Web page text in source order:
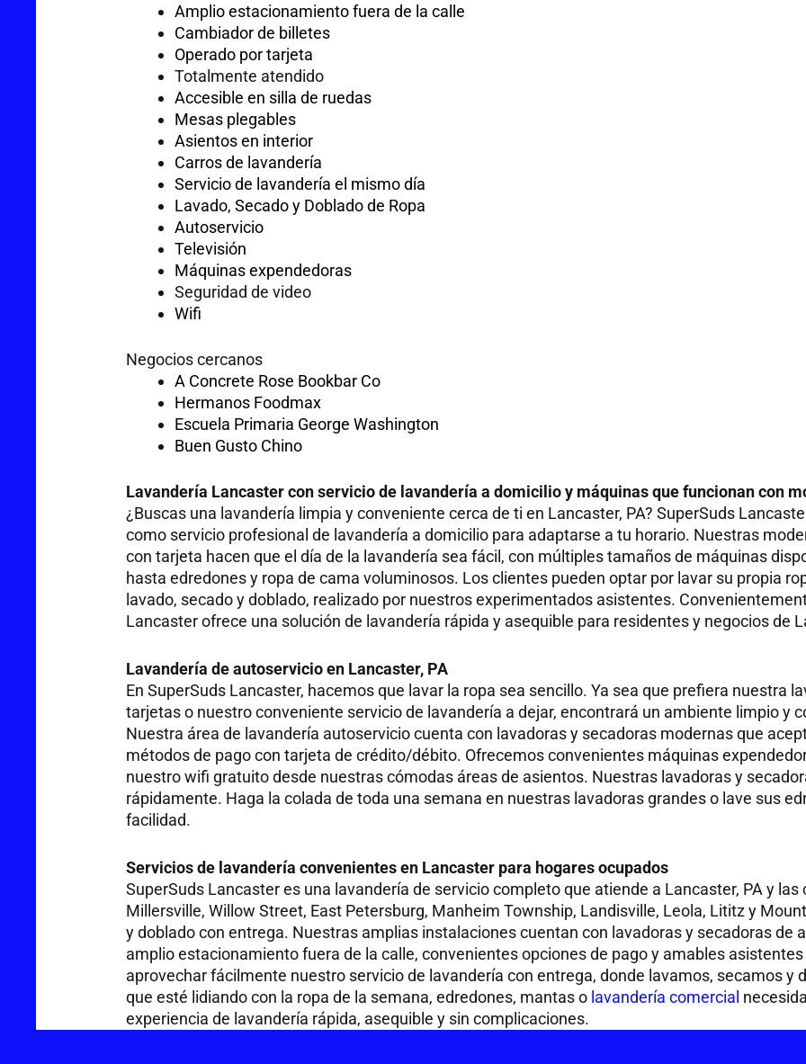
Amplio estacionamiento fuera de la calle
Cambiador de billetes
Operado por tarjeta
Totalmente atendido
Accesible en silla de ruedas
Mesas plegables
Asientos en interior
Carros de lavandería
Servicio de lavandería el mismo día
Lavado, Secado y Doblado de Ropa
Autoservicio
Televisión
Máquinas expendedoras
Seguridad de video
Wifi
Negocios cercanos
A Concrete Rose Bookbar Co
Hermanos Foodmax
Escuela Primaria George Washington
Buen Gusto Chino
Lavandería Lancaster con servicio de lavandería a domicilio y máquinas que funcionan con
¿Buscas una lavandería limpia y conveniente cerca de ti en Lancaster, PA? SuperSuds
como servicio profesional de lavandería a domicilio para adaptarse a tu horario. Nuestras
con tarjeta hacen que el día de la lavandería sea fácil, con múltiples tamaños de máquinas
hasta edredones y ropa de cama voluminosos. Los clientes pueden optar por lavar su propia
lavado, secado y doblado, realizado por nuestros experimentados asistentes.
Lancaster ofrece una solución de lavandería rápida y asequible para residentes y negocios de
Lavandería de autoservicio en Lancaster, PA
En SuperSuds Lancaster, hacemos que lavar la ropa sea sencillo. Ya sea que prefiera nuestra
tarjetas o nuestro conveniente servicio de lavandería a dejar, encontrará un ambiente limpio y
Nuestra área de lavandería autoservicio cuenta con lavadoras y secadoras modernas que
métodos de pago con tarjeta de crédito/débito. Ofrecemos convenientes máquinas
nuestro wifi gratuito desde nuestras cómodas áreas de asientos. Nuestras lavadoras y
rápidamente. Haga la colada de toda una semana en nuestras lavadoras grandes o lave sus
facilidad.
Servicios de lavandería convenientes en Lancaster para hogares ocupados
SuperSuds Lancaster es una lavandería de servicio completo que atiende a Lancaster, PA y
Millersville, Willow Street, East Petersburg, Manheim Township, Landisville, Leola, Lititz y
y doblado con entrega. Nuestras amplias instalaciones cuentan con lavadoras y secadoras de
amplio estacionamiento fuera de la calle, convenientes opciones de pago y amables
aprovechar fácilmente nuestro servicio de lavandería con entrega, donde lavamos, secamos y
que esté lidiando con la ropa de la semana, edredones, mantas o lavandería comercial
experiencia de lavandería rápida, asequible y sin complicaciones.